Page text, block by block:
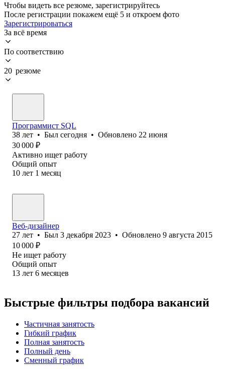
Чтобы видеть все резюме, зарегистрируйтесь
После регистрации покажем ещё 5 и откроем фото
Зарегистрироваться
За всё время
По соответствию
20 резюме
Программист SQL
38 лет • Был сегодня • Обновлено 22 июня
30 000 ₽
Активно ищет работу
Общий опыт
10 лет 1 месяц
Веб-дизайнер
27 лет • Был 3 декабря 2023 • Обновлено 9 августа 2015
10 000 ₽
Не ищет работу
Общий опыт
13 лет 6 месяцев
Быстрые фильтры подбора вакансий
Частичная занятость
Гибкий график
Полная занятость
Полный день
Сменный график